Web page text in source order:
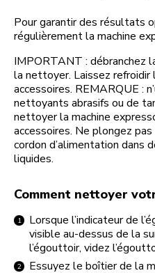
Pour garantir des résultats
régulièrement la machine
IMPORTANT : débranchez
la nettoyer. Laissez refroidir
accessoires. REMARQUE :
nettoyants abrasifs ou de
nettoyer la machine
accessoires. Ne plongez
cordon d’alimentation dans
liquides.
Comment nettoyer
Lorsque l’indicateur de
visible au-dessus de la
l’égouttoir, videz
Essuyez le boîtier de la